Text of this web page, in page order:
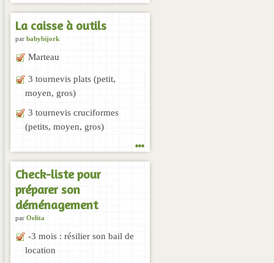
La caisse à outils
par babybijork
Marteau
3 tournevis plats (petit,
moyen, gros)
3 tournevis cruciformes
(petits, moyen, gros)
...
Check-liste pour
préparer son
déménagement
par Oelita
-3 mois : résilier son bail de
location